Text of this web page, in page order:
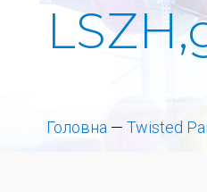
Головна — Twisted